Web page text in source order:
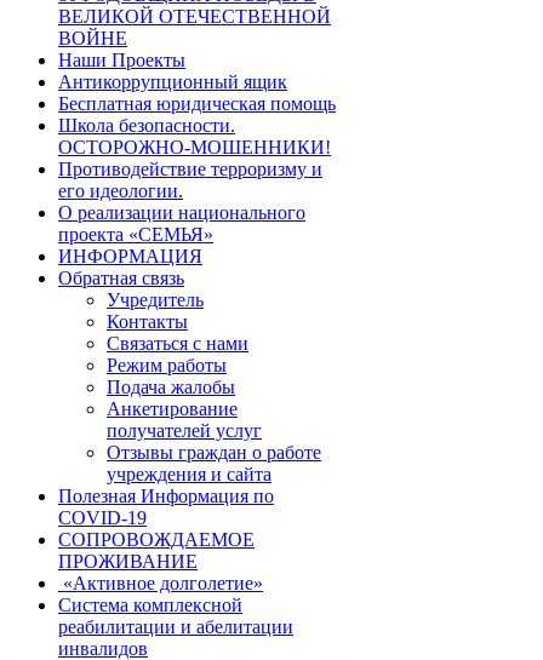
ВЕЛИКОЙ ОТЕЧЕСТВЕННОЙ
ВОЙНЕ
Наши Проекты
Антикоррупционный ящик
Бесплатная юридическая помощь
Школа безопасности.
ОСТОРОЖНО-МОШЕННИКИ!
Противодействие терроризму и
его идеологии.
О реализации национального
проекта «СЕМЬЯ»
ИНФОРМАЦИЯ
Обратная связь
Учредитель
Контакты
Связаться с нами
Режим работы
Подача жалобы
Анкетирование
получателей услуг
Отзывы граждан о работе
учреждения и сайта
Полезная Информация по
COVID-19
СОПРОВОЖДАЕМОЕ
ПРОЖИВАНИЕ
«Активное долголетие»
Система комплексной
реабилитации и абелитации
инвалидов